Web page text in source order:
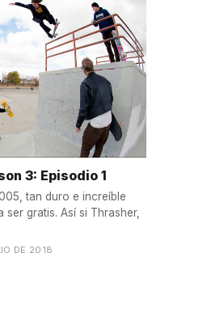
3: Episodio 1
tan duro e increíble
gratis. Así si Thrasher,
DE 2018